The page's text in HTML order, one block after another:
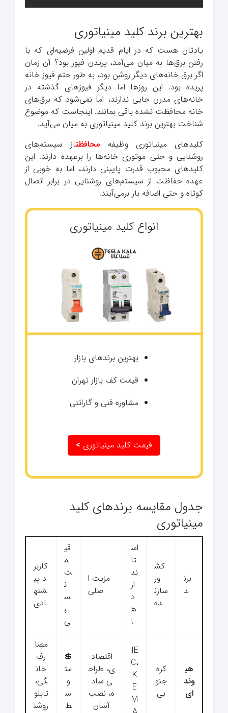
بهترین برند کلید مینیاتوری
یادتان هست که در ایام قدیم اولین فرضیه‌ای که با
رفتن برق‌ها به میان می‌آمد، پریدن فیوز بود؟ آن زمان
اگر برق خانه‌های دیگر روشن بود، به طور حتم فیوز خانه
پریده بود. این روزها اما دیگر فیوزهای گذشته در
خانه‌های مدرن جایی ندارند، اما نمی‌شود که برق‌های
خانه محافظت نشده باقی بمانند. اینجاست که موضوع
شناخت بهترین برند کلید مینیاتوری به میان می‌آید.
کلیدهای مینیاتوری وظیفه محافظتاز سیستم‌های
روشنایی و حتی موتوری خانه‌ها را برعهده دارند. این
کلیدهای محبوب قدرت پایینی دارند، اما به خوبی از
عهده حفاظت از سیستم‌های روشنایی در برابر اتصال
کوتاه و حتی اضافه بار برمی‌آیند.
انواع کلید مینیاتوری
بهترین برندهای بازار
قیمت کف بازار تهران
مشاوره فنی و گارانتی
قیمت کلید مینیاتوری >
جدول مقایسه برندهای کلید
مینیاتوری
برن
د
کش
ور
سازن
ده
اس
تا
ند
ار
د
ه
ا
مزیت ا
صلی
قی
م
ت
ن
س
ب
ی
کاربر
د پی
شنه
ادی
هی
وند
ای
کره
جنو
بی
IE
C،
K
E
M
اقتصاد
ی، طراح
ی ساد
ه، نصب
آسان
💲
مت
و
س
ط
مصا
رف
خان
گی،
تابلو
روشن